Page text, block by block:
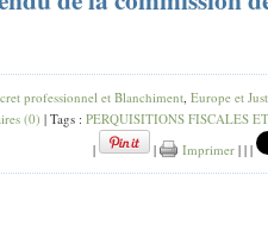
professionnel et Blanchiment, Europe et
(0) | Tags : PERQUISITIONS FISCALES
| | Imprimer | | |